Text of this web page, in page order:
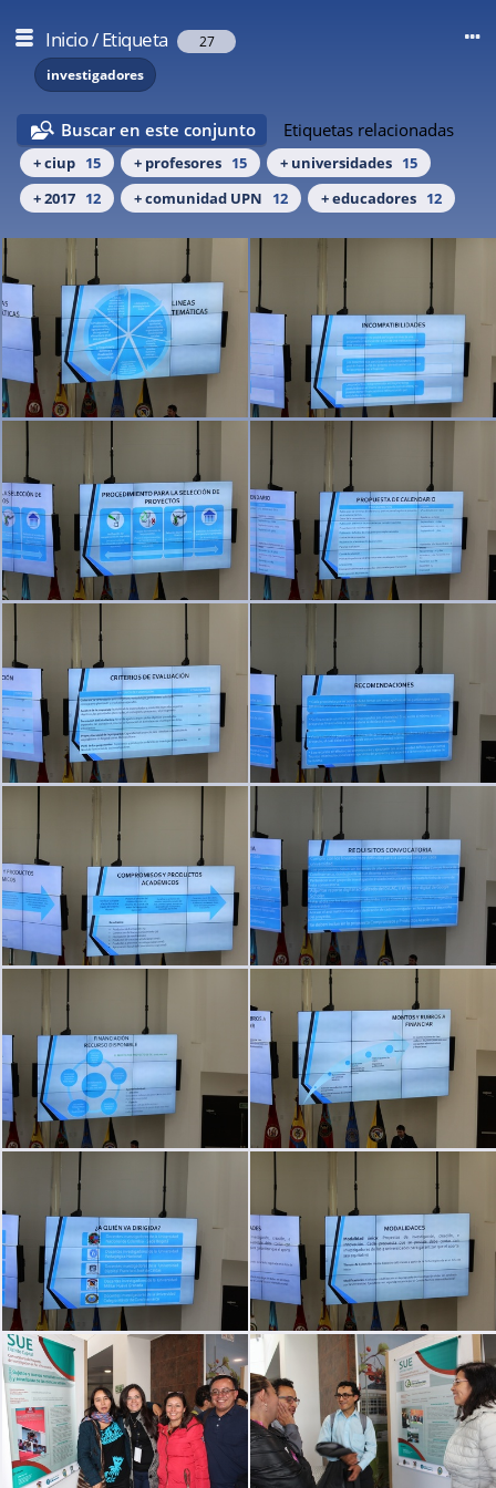
Inicio/Etiqueta
27
investigadores
Buscar en este conjunto Etiquetas relacionadas
+ ciup 15 + profesores 15 + universidades 15
+ 2017 12 + comunidad UPN 12 + educadores 12